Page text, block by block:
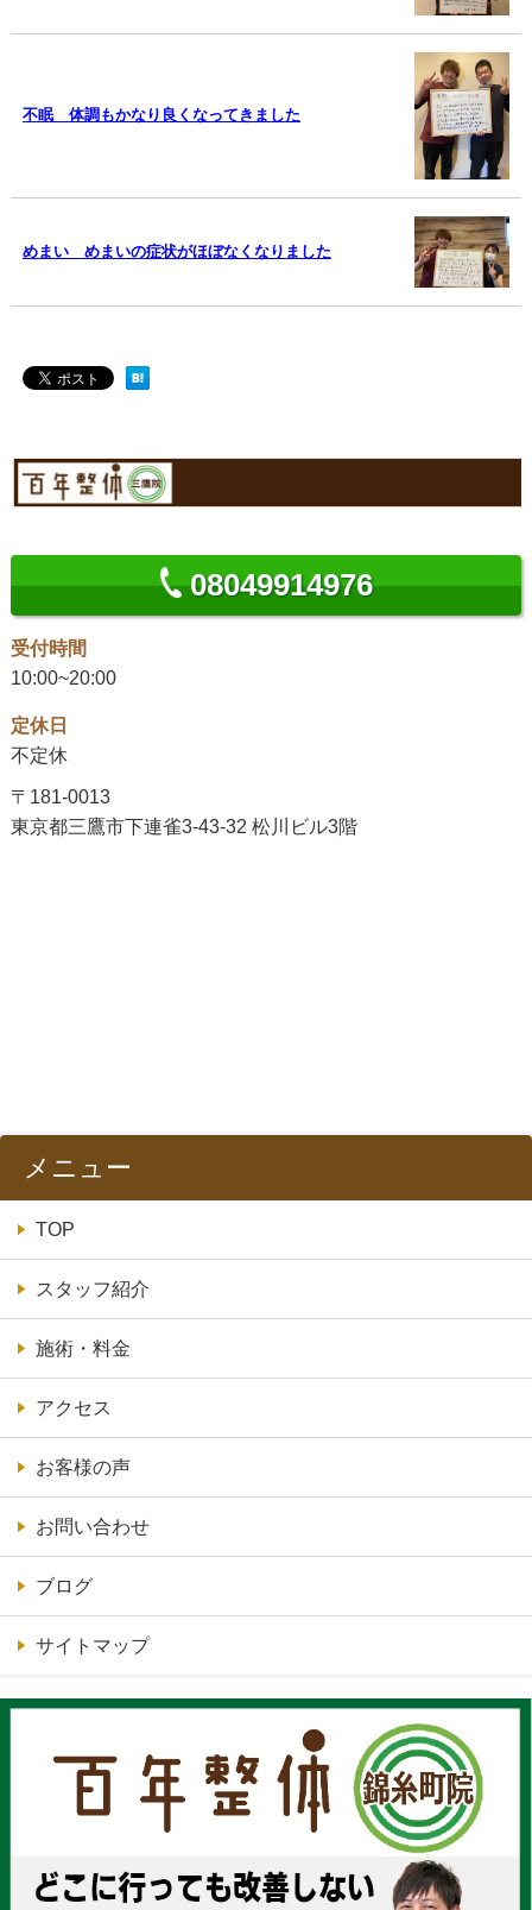
不眠 体調もかなり良くなってきました
めまい めまいの症状がほぼなくなりました
08049914976
受付時間
10:00~20:00
定休日
不定休
〒181-0013
東京都三鷹市下連雀3-43-32 松川ビル3階
メニュー
TOP
スタッフ紹介
施術・料金
アクセス
お客様の声
お問い合わせ
ブログ
サイトマップ